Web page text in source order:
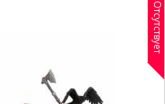
Отсутствует